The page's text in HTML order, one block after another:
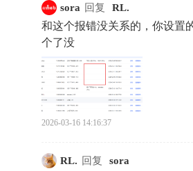
sora 回复 RL.
和这个报错没关系的，你设置
个了没
2026-03-16 14:16:37
RL. 回复 sora